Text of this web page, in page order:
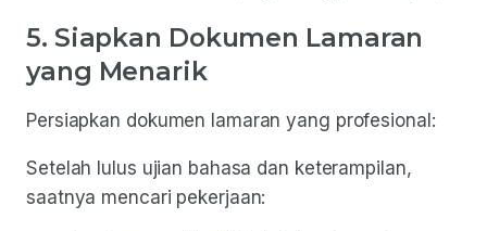
5. Siapkan Dokumen Lamaran
yang Menarik
Persiapkan dokumen lamaran yang profesional:
Setelah lulus ujian bahasa dan keterampilan,
saatnya mencari pekerjaan: